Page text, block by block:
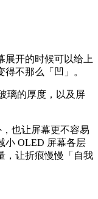
展开的时候可以给上
不那么「凹」。
璃的厚度，以及屏
也让屏幕更不容易
小 OLED 屏幕各层
，让折痕慢慢「自我